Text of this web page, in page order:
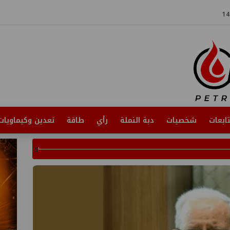
شخصيات دبة النملة رأي طاقة تعدين
s